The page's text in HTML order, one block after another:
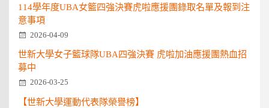
114學年度UBA女籃四強決賽虎啦應援團錄取名單及報到注
意事項
2026-04-09
世新大學女子籃球隊UBA四強決賽 虎啦加油應援團熱血招
募中
2026-03-25
【世新大學運動代表隊榮譽榜】